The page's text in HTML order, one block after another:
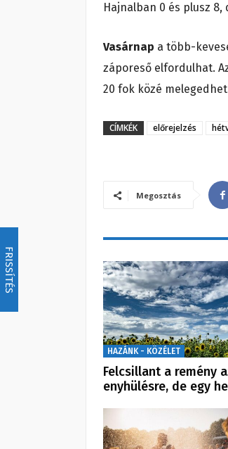
FRISSÍTÉS
Hajnalban 0 és plusz
Vasárnap a több-
záporeső elfordulhat.
20 fok közé
CÍMKÉK előrejelzés
Megosztás
HAZÁNK - KÖZÉLET
Felcsillant a remény
enyhülésre, de egy